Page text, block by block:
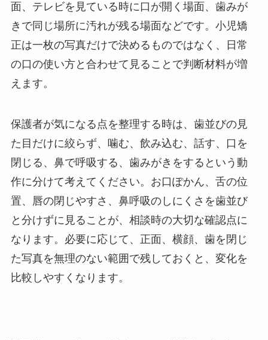
面、テレビを見ている時に口が開く場面、歯みが
きで同じ場所に汚れが残る場面などです。小児矯
正は一枚の写真だけで決めるものではなく、日常
の口の使い方と合わせて見ることで判断材料が増
えます。
保護者が気になる点を整理する時は、歯並びの見
た目だけに絞らず、噛む、飲み込む、話す、口を
閉じる、鼻で呼吸する、歯みがきをするという動
作に分けて考えてください。お口ぽかん、舌の位
置、唇の閉じやすさ、鼻呼吸のしにくさを歯並び
と分けずに見ることが、相談時の大切な確認点に
なります。必要に応じて、正面、横顔、歯を閉じ
た写真を無理のない範囲で残しておくと、変化を
比較しやすくなります。